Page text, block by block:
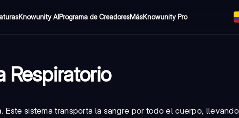
Knowunity AIPrograma de CreadoresMásKnowunity Pro
Respiratorio
Este sistema transporta la sangre por todo el cuerpo, llevando